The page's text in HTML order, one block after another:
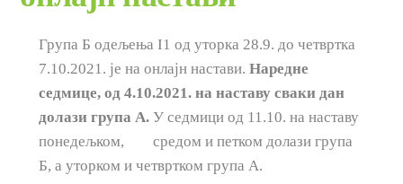
Група Б одељења I1 од уторка 28.9. до четвртка
7.10.2021. је на онлајн настави. Наредне
седмице, од 4.10.2021. на наставу сваки дан
долази група А. У седмици од 11.10. на наставу
понедељком, средом и петком долази група
Б, а уторком и четвртком група А.